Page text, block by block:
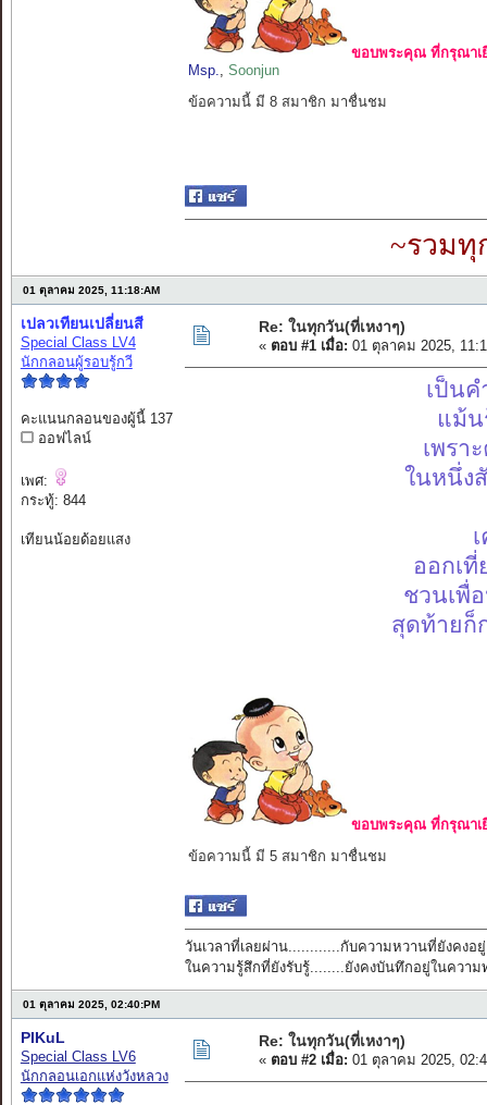
ขอบพระคุณ ที่กรุณาเ
Msp., Soonjun
ข้อความนี้ มี 8 สมาชิก มาชื่นชม
~รวมทุ
01 ตุลาคม 2025, 11:18:AM
เปลวเทียนเปลี่ยนสี
Special Class LV4
นักกลอนผู้รอบรู้กวี
คะแนนกลอนของผู้นี้ 137
ออฟไลน์
เพศ:
กระทู้: 844
เทียนน้อยด้อยแสง
Re: ในทุกวัน(ที่เหงาๆ)
« ตอบ #1 เมื่อ: 01 ตุลาคม 2025,
เป็น
แม้น
เพรา
ในหนึ่ง
ออกเที่
ชวนเพื่
สุดท้ายก็
ขอบพระคุณ ที่กรุณาเ
ข้อความนี้ มี 5 สมาชิก มาชื่นชม
วันเวลาที่เลยผ่าน............กับความหวานที่ยังคงอยู่
ในความรู้สึกที่ยังรับรู้........ยังคงบันทึกอยู่ในความ
01 ตุลาคม 2025, 02:40:PM
PIKuL
Special Class LV6
นักกลอนเอกแห่งวังหลวง
Re: ในทุกวัน(ที่เหงาๆ)
« ตอบ #2 เมื่อ: 01 ตุลาคม 2025,